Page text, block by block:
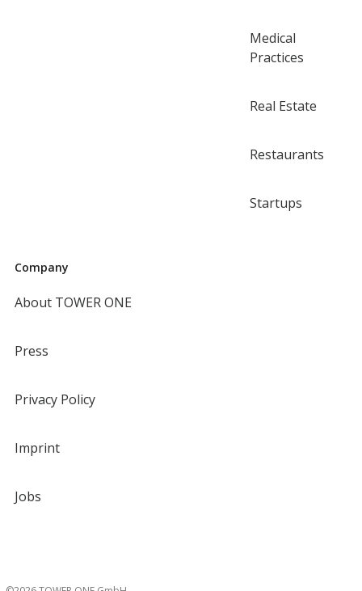
Medical
Practices
Real Estate
Restaurants
Startups
Company
About TOWER ONE
Press
Privacy Policy
Imprint
Jobs